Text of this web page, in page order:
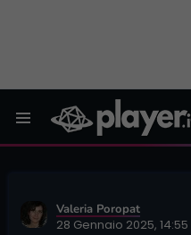
Valeria Poropat
28 Gennaio 2025, 14:55